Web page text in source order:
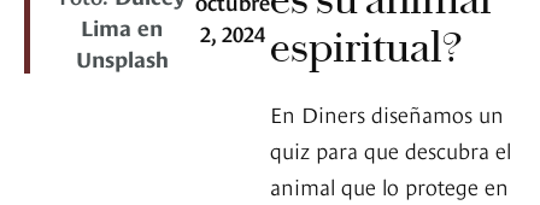
Lima en
Unsplash
2, 2024 espiritual?
En Diners diseñamos un
quiz para que descubra el
animal que lo protege en